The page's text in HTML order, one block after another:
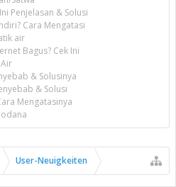
Penjelasan & Solusi
Cara Mengatasi
air
Bagus? Cek Ini
& Solusinya
& Solusi
Mengatasinya
User-Neuigkeiten